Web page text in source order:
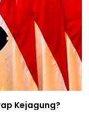
Kejagung?